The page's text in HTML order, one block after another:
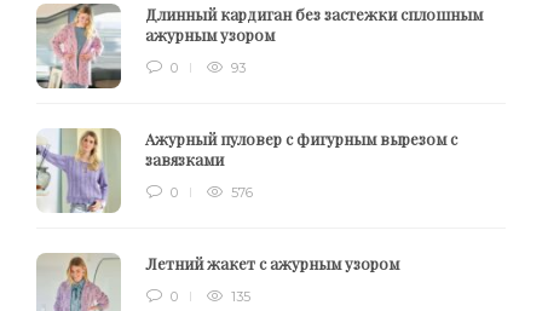
Длинный кардиган без застежки сплошным
ажурным узором
0 93
Ажурный пуловер с фигурным вырезом с
завязками
0 576
Летний жакет с ажурным узором
0 135